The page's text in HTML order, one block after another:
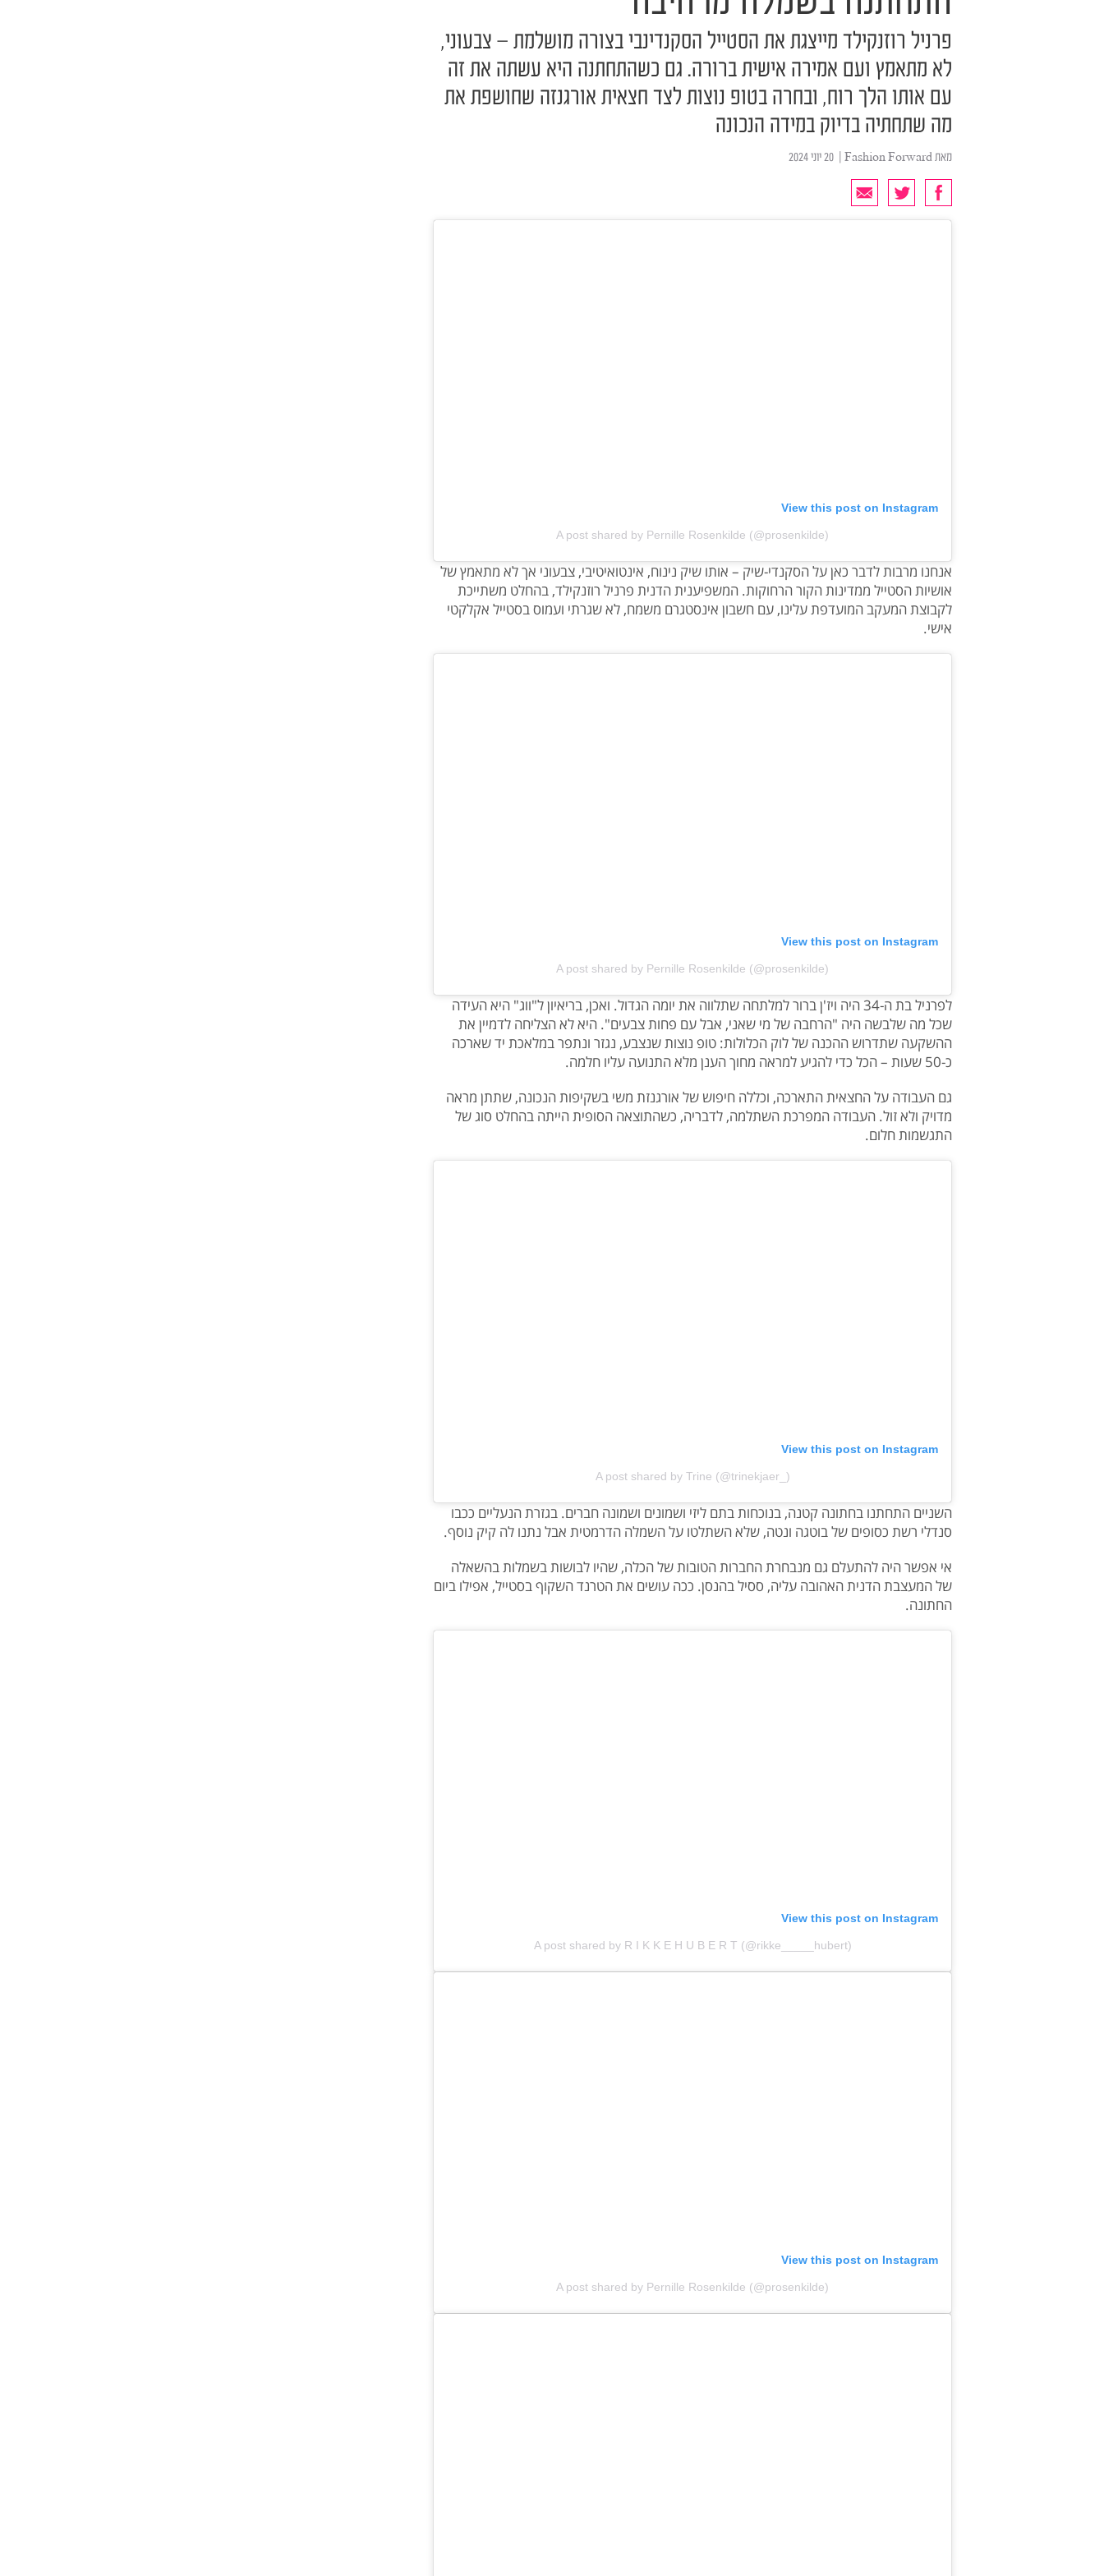
פרניל רוזנקילד מייצגת את הסטייל הסקנדינבי בצורה מושלמת – צבעוני,
לא מתאמץ ועם אמירה אישית ברורה. גם כשהתחתנה היא עשתה את זה
עם אותו הלך רוח, ובחרה בטופ נוצות לצד חצאית אורגנזה שחושפת את
מה שתחתיה בדיוק במידה הנכונה
מאתFashion Forward
View this post on Instagram
A post shared by Pernille Rosenkilde (@prosenkilde)
אנחנו מרבות לדבר כאן על הסקנדי-שיק – אותו שיק נינוח, אינטואיטיבי, צבעוני אך לא מתאמץ של
אושיות הסטייל ממדינות הקור הרחוקות. המשפיענית הדנית פרניל רוזנקילד, בהחלט משתייכת
לקבוצת המעקב המועדפת עלינו, עם חשבון אינסטגרם משמח, לא שגרתי ועמוס בסטייל אקלקטי
אישי.
View this post on Instagram
A post shared by Pernille Rosenkilde (@prosenkilde)
לפרניל בת ה-34 היה ויז'ן ברור למלתחה שתלווה את יומה הגדול. ואכן, בריאיון ל"ווג" היא העידה
שכל מה שלבשה היה "הרחבה של מי שאני, אבל עם פחות צבעים". היא לא הצליחה לדמיין את
ההשקעה שתדרוש ההכנה של לוק הכלולות: טופ נוצות שנצבע, נגזר ונתפר במלאכת יד שארכה
כ-50 שעות – הכל כדי להגיע למראה מחוך הענן מלא התנועה עליו חלמה.
גם העבודה על החצאית התארכה, וכללה חיפוש של אורגנזת משי בשקיפות הנכונה, שתתן מראה
מדויק ולא זול. העבודה המפרכת השתלמה, לדבריה, כשהתוצאה הסופית הייתה בהחלט סוג של
התגשמות חלום.
View this post on Instagram
A post shared by Trine (@trinekjaer_)
השניים התחתנו בחתונה קטנה, בנוכחות בתם ליזי ושמונים ושמונה חברים. בגזרת הנעליים ככבו
סנדלי רשת כסופים של בוטגה ונטה, שלא השתלטו על השמלה הדרמטית אבל נתנו לה קיק נוסף.
אי אפשר היה להתעלם גם מנבחרת החברות הטובות של הכלה, שהיו לבושות בשמלות בהשאלה
של המעצבת הדנית האהובה עליה, ססיל בהנסן. ככה עושים את הטרנד השקוף בסטייל, אפילו ביום
החתונה.
View this post on Instagram
A post shared by R I K K E H U B E R T (@rikke_____hubert)
View this post on Instagram
A post shared by Pernille Rosenkilde (@prosenkilde)